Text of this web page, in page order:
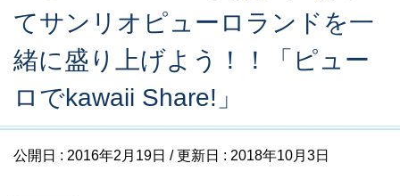
てサンリオピューロランドを一
緒に盛り上げよう！！「ピュー
ロでkawaii Share!」
公開日 : 2016年2月19日 / 更新日 : 2018年10月3日